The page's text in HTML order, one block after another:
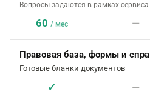
Вопросы задаются в рамках
60 / мес —
Правовая база, формы и
Готовые бланки документов
✓ —